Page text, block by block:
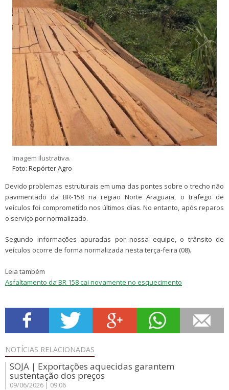
Imagem Ilustrativa.
Foto: Repórter Agro
Devido problemas estruturais em uma das pontes sobre o trecho não
pavimentado da BR-158 na região Norte Araguaia, o trafego de
veículos foi comprometido nos últimos dias. No entanto, após reparos
o serviço por normalizado.
Segundo informações apuradas por nossa equipe, o trânsito de
veículos ocorre de forma normalizada nesta terça-feira (08).
Leia também
Asfaltamento da BR 158 cai novamente no esquecimento
NOTÍCIAS RELACIONADAS
SOJA | Exportações aquecidas garantem
sustentação dos preços
09/06/2026 | 09:06